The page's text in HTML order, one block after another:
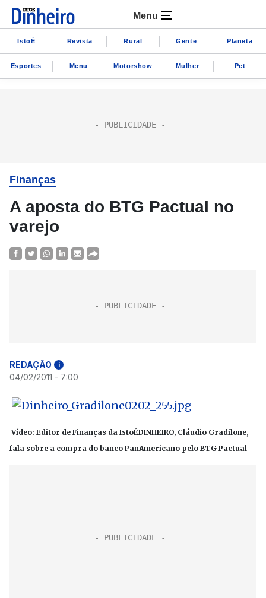
Menu
IstoÉ Revista Rural Gente Planeta
Esportes Menu Motorshow Mulher Pet
Finanças
A aposta do BTG Pactual no
varejo
REDAÇÃO i
04/02/2011 - 7:00
Vídeo: Editor de Finanças da IstoÉDINHEIRO, Cláudio Gradilone,
fala sobre a compra do banco PanAmericano pelo BTG Pactual